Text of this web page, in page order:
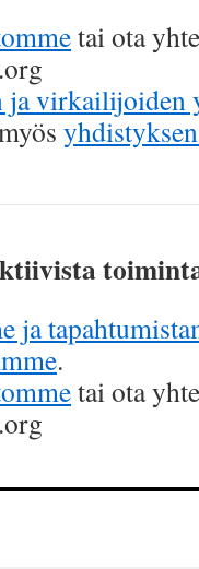
tai ota
ja virkailijoiden
ja
.
tai ota